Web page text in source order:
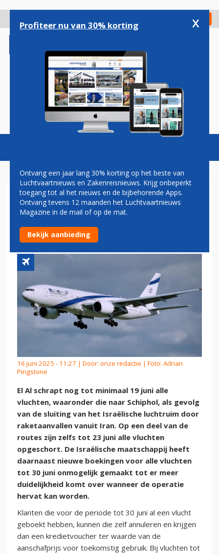
gaan
Check in
Magazine Podcasts Vacatures
EL AL ANNULEERT OOK DE
KOMENDE DAGEN ALLE
VLUCHTEN
16 juni 2025 - 11:27 | Door: onze redactie | Foto: Adrian
Pingstone
El Al schrapt nog tot minimaal 19 juni alle
vluchten, waaronder die naar Schiphol, als gevolg
van de sluiting van het Israëlische luchtruim door
raketaanvallen vanuit Iran. Op een deel van de
routes zijn zelfs tot 23 juni alle vluchten
opgeschort. De Israëlische maatschappij heeft
daarnaast nieuwe boekingen voor alle vluchten
tot 30 juni onmogelijk gemaakt tot er meer
duidelijkheid komt over wanneer de operatie
hervat kan worden.
Klanten die voor de periode tot 30 juni al een vlucht
geboekt hebben, kunnen die zelf annuleren en krijgen
dan een kredietvoucher ter waarde van de
aanschafprijs voor toekomstig gebruik. Bij vluchten tot
Profiteer nu van 30% korting x
Ontvang een jaar lang 30% korting op het beste van
Luchtvaartnieuws en Zakenreisnieuws. Krijg onbeperkt
toegang tot al het nieuws en de bijbehorende Apps.
Ontvang tevens 12 maanden het Luchtvaartnieuws
Magazine in de mail of op de mat.
Bekijk aanbieding